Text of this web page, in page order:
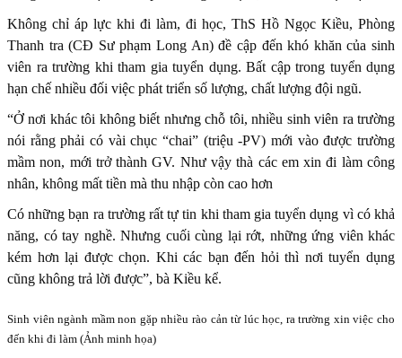
Không chỉ áp lực khi đi làm, đi học, ThS Hồ Ngọc Kiều, Phòng
Thanh tra (CĐ Sư phạm Long An) đề cập đến khó khăn của sinh
viên ra trường khi tham gia tuyển dụng. Bất cập trong tuyển dụng
hạn chế nhiều đối việc phát triển số lượng, chất lượng đội ngũ.
“Ở nơi khác tôi không biết nhưng chỗ tôi, nhiều sinh viên ra trường
nói rằng phải có vài chục “chai” (triệu -PV) mới vào được trường
mầm non, mới trở thành GV. Như vậy thà các em xin đi làm công
nhân, không mất tiền mà thu nhập còn cao hơn
Có những bạn ra trường rất tự tin khi tham gia tuyển dụng vì có khả
năng, có tay nghề. Nhưng cuối cùng lại rớt, những ứng viên khác
kém hơn lại được chọn. Khi các bạn đến hỏi thì nơi tuyển dụng
cũng không trả lời được”, bà Kiều kể.
Sinh viên ngành mầm non gặp nhiều rào cản từ lúc học, ra trường xin việc cho
đến khi đi làm (Ảnh minh họa)